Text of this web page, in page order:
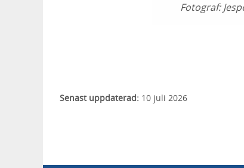
Fotograf:
Senast uppdaterad: 10 juli 2026